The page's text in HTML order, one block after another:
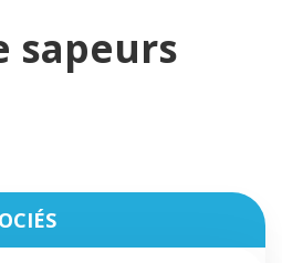
sapeurs